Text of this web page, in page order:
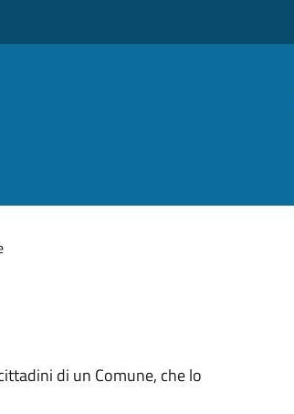
di un Comune, che lo